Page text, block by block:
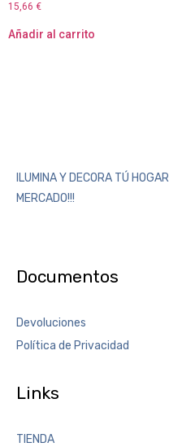
15,66 €
Añadir al carrito
ILUMINA Y DECORA TÚ
MERCADO!!!
Documentos
Devoluciones
Política de Privacidad
Links
TIENDA